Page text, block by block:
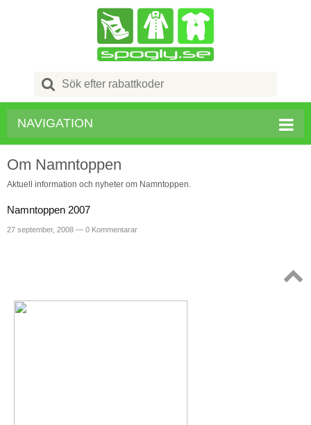
Search
for:
NAVIGATION
Om Namntoppen
Aktuell information och nyheter om Namntoppen.
Namntoppen 2007
27 september, 2008 — 0 Kommentarar